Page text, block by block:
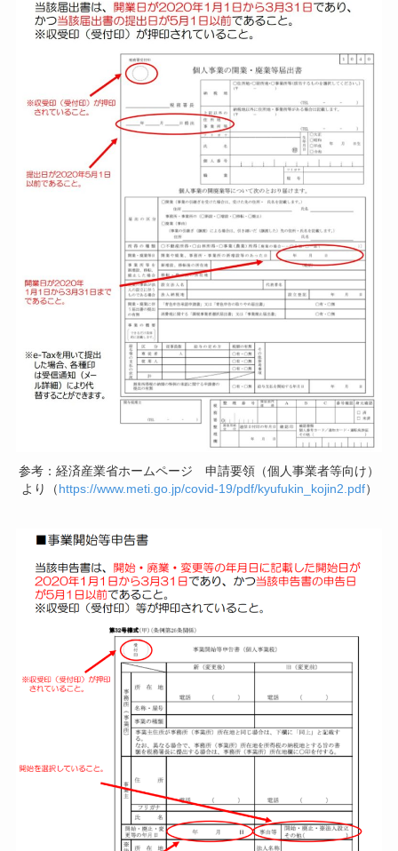
参考：経済産業省ホームページ 申請要領（個人事業者等向け）
より（https://www.meti.go.jp/covid-19/pdf/kyufukin_kojin2.pdf）